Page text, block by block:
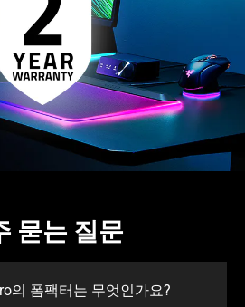
묻는 질문
의 폼팩터는 무엇인가요?